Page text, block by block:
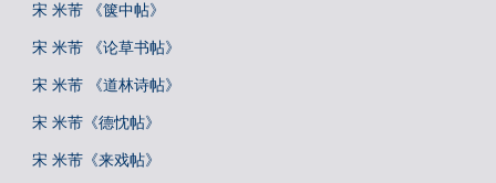
宋 米芾 《箧中帖》
宋 米芾 《论草书帖》
宋 米芾 《道林诗帖》
宋 米芾《德忱帖》
宋 米芾《来戏帖》